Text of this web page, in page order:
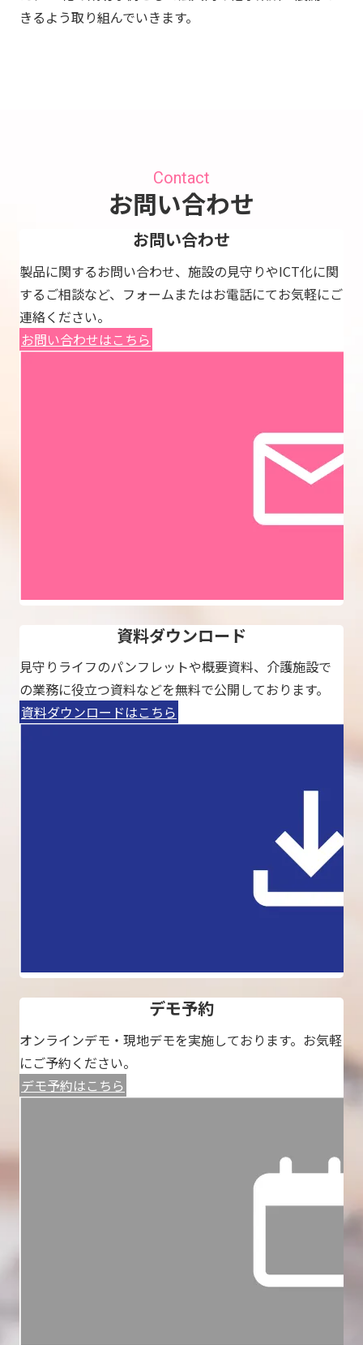
きるよう取り組んでいきます。
Contact
お問い合わせ
お問い合わせ
製品に関するお問い合わせ、施設の見守りやICT化に関
するご相談など、フォームまたはお電話にてお気軽にご
連絡ください。
お問い合わせはこちら
資料ダウンロード
見守りライフのパンフレットや概要資料、介護施設で
の業務に役立つ資料などを無料で公開しております。
資料ダウンロードはこちら
デモ予約
オンラインデモ・現地デモを実施しております。お気軽
にご予約ください。
デモ予約はこちら